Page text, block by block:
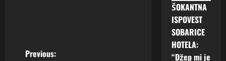
Previous:
ŠOKANTNA
ISPOVEST
SOBARICE
HOTELA:
“Džep mi je